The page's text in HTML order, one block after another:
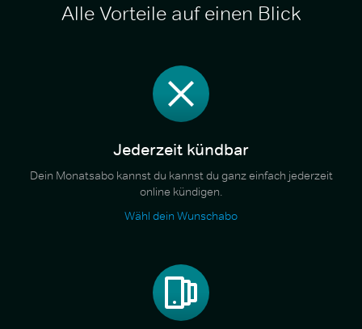
Alle Vorteile auf einen Blick
Jederzeit kündbar
Dein Monatsabo kannst du kannst du ganz einfach jederzeit
online kündigen.
Wähl dein Wunschabo